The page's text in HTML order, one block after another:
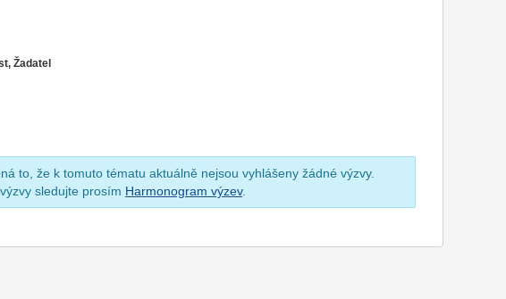
Žadatel
to, že k tomuto tématu aktuálně nejsou vyhlášeny žádné výzvy.
sledujte prosím Harmonogram výzev.